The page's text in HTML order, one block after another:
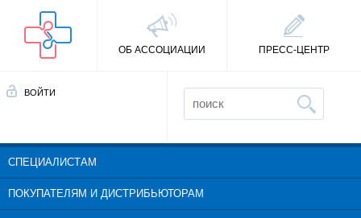
ОБ АССОЦИАЦИИ ПРЕСС-ЦЕНТР
ВОЙТИ
СПЕЦИАЛИСТАМ
ПОКУПАТЕЛЯМ И ДИСТРИБЬЮТОРАМ